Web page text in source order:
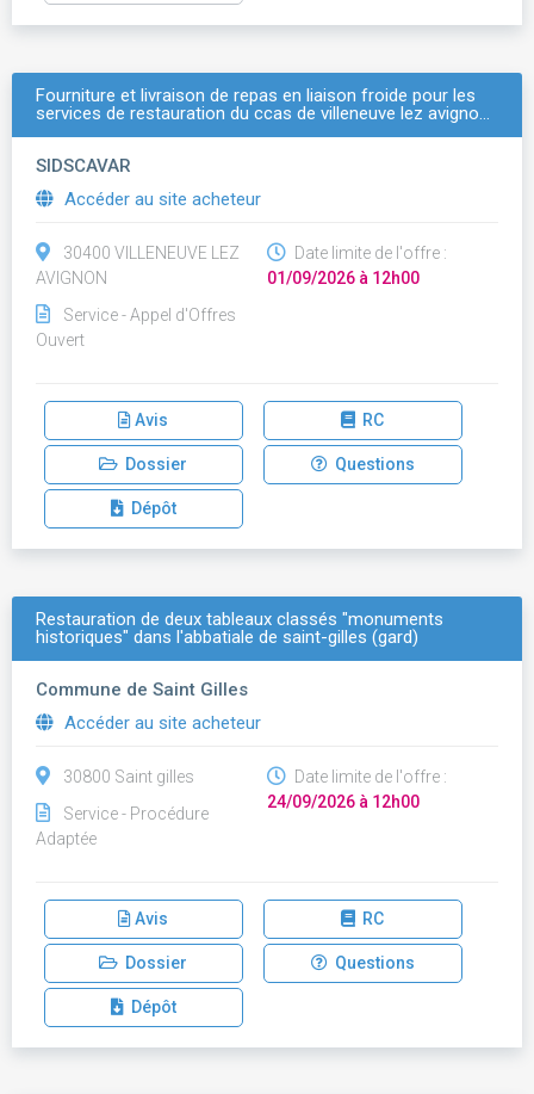
Fourniture et livraison de repas en liaison froide pour les
services de restauration du ccas de villeneuve lez avigno…
SIDSCAVAR
Accéder au site acheteur
30400 VILLENEUVE LEZ
AVIGNON
Service - Appel d'Offres
Ouvert
Date limite de l'offre :
01/09/2026 à 12h00
Avis RC
Dossier Questions
Dépôt
Restauration de deux tableaux classés "monuments
historiques" dans l'abbatiale de saint-gilles (gard)
Commune de Saint Gilles
Accéder au site acheteur
30800 Saint gilles
Service - Procédure
Adaptée
Date limite de l'offre :
24/09/2026 à 12h00
Avis RC
Dossier Questions
Dépôt